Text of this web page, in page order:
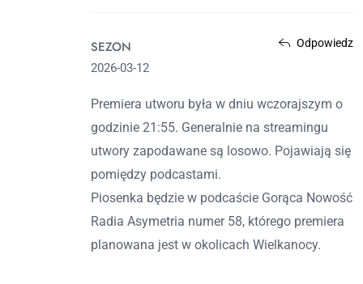
SEZON
2026-03-12
Odpowiedz
Premiera utworu była w dniu wczorajszym o
godzinie 21:55. Generalnie na streamingu
utwory zapodawane są losowo. Pojawiają się
pomiędzy podcastami.
Piosenka będzie w podcaście Gorąca Nowość
Radia Asymetria numer 58, którego premiera
planowana jest w okolicach Wielkanocy.